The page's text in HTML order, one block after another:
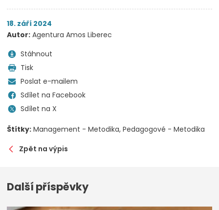
18. září 2024
Autor: Agentura Amos Liberec
Stáhnout
Tisk
Poslat e-mailem
Sdílet na Facebook
Sdílet na X
Štítky: Management - Metodika Pedagogové - Metodika
Zpět na výpis
Další příspěvky